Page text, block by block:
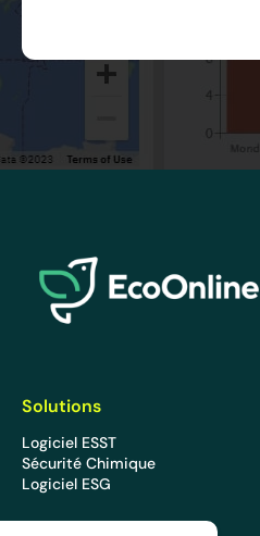
Solutions
Logiciel ESST
Sécurité Chimique
Logiciel ESG